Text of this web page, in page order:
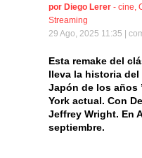
por Diego Lerer - cine
Streaming
29 Ago, 2025 11:35 |
Esta remake del
lleva la historia
Japón de los años
York actual. Con
Jeffrey Wright. En
septiembre.